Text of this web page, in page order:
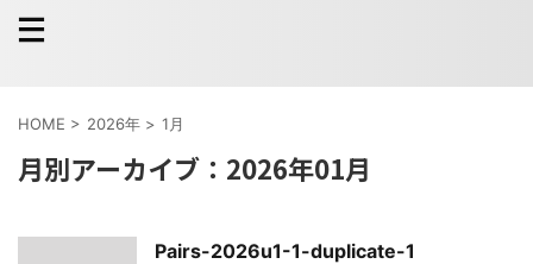
HOME > 2026年 > 1月
月別アーカイブ：2026年01月
Pairs-2026u1-1-duplicate-1